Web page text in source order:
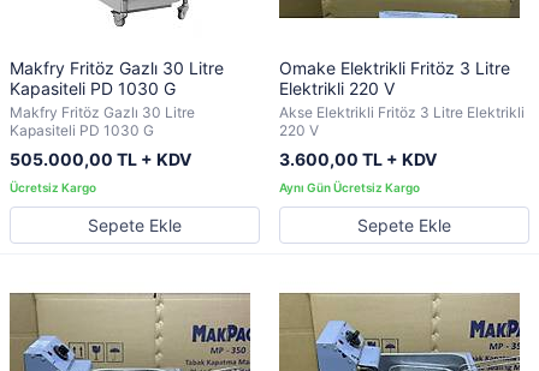
Makfry Fritöz Gazlı 30 Litre
Kapasiteli PD 1030 G
Makfry Fritöz Gazlı 30 Litre
Kapasiteli PD 1030 G
505.000,00 TL + KDV
Sepete Ekle
Omake Elektrikli Fritöz 3 Litre
Elektrikli 220 V
Akse Elektrikli Fritöz 3 Litre Elektrikli
220 V
3.600,00 TL + KDV
Sepete Ekle